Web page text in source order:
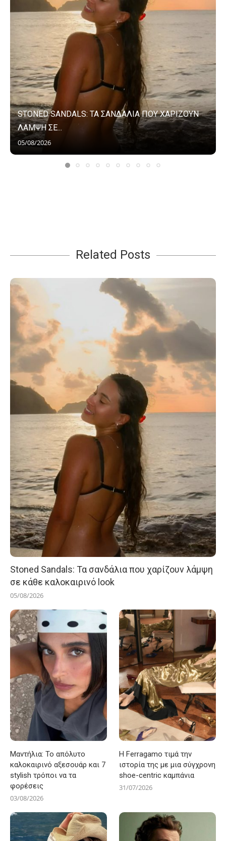
STONED SANDALS: ΤΑ ΣΑΝΔΑΛΙΑ ΠΟΥ ΧΑΡΙΖΟΥΝ
ΛΑΜΨΗ ΣΕ...
05/08/2026
Related Posts
Stoned Sandals: Τα σανδάλια που χαρίζουν λάμψη
σε κάθε καλοκαιρινό look
05/08/2026
Μαντήλια: Το απόλυτο
καλοκαιρινό αξεσουάρ και 7
stylish τρόποι να τα
φορέσεις
03/08/2026
Η Ferragamo τιμά την
ιστορία της με μια σύγχρονη
shoe-centric καμπάνια
31/07/2026